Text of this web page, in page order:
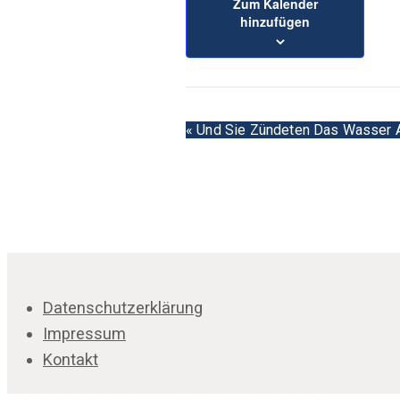
hinzufügen
« Und Sie Zündeten Das Wasser
Datenschutzerklärung
Impressum
Kontakt